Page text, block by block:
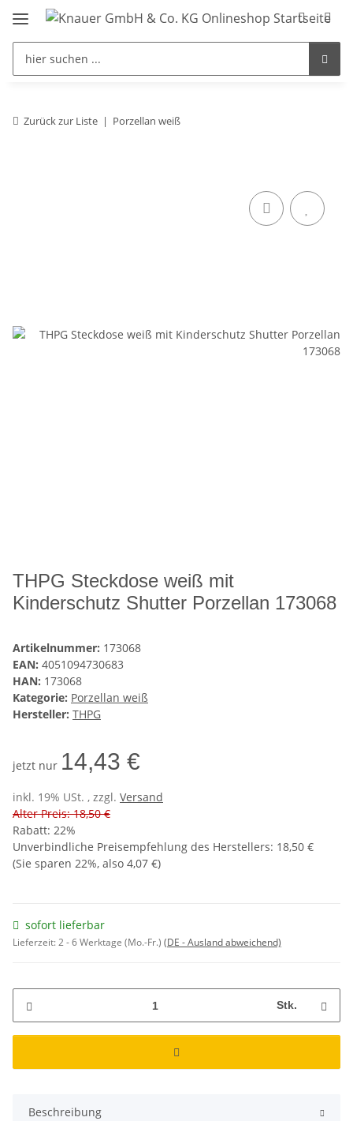
Zurück zur Liste Porzellan weiß
THPG Steckdose weiß mit
Kinderschutz Shutter Porzellan 173068
Artikelnummer: 173068
EAN: 4051094730683
HAN: 173068
Kategorie: Porzellan weiß
Hersteller: THPG
jetzt nur 14,43 €
inkl. 19% USt. , zzgl. Versand
Alter Preis: 18,50 €
Rabatt: 22%
Unverbindliche Preisempfehlung des Herstellers: 18,50 €
(Sie sparen 22%, also 4,07 €)
sofort lieferbar
Lieferzeit:2 - 6 Werktage (Mo.-Fr.) (DE - Ausland abweichend)
Stk.
Beschreibung